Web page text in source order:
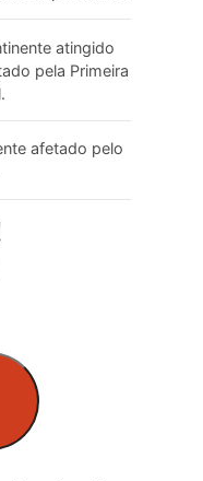
atingido
pela Primeira
afetado pelo